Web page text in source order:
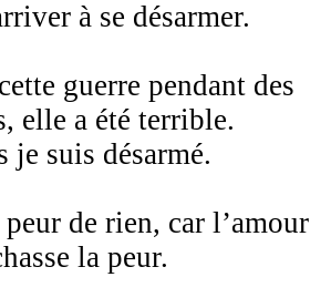
à se désarmer.
guerre pendant des
elle a été terrible.
je suis désarmé.
de rien, car l’amour
la peur.